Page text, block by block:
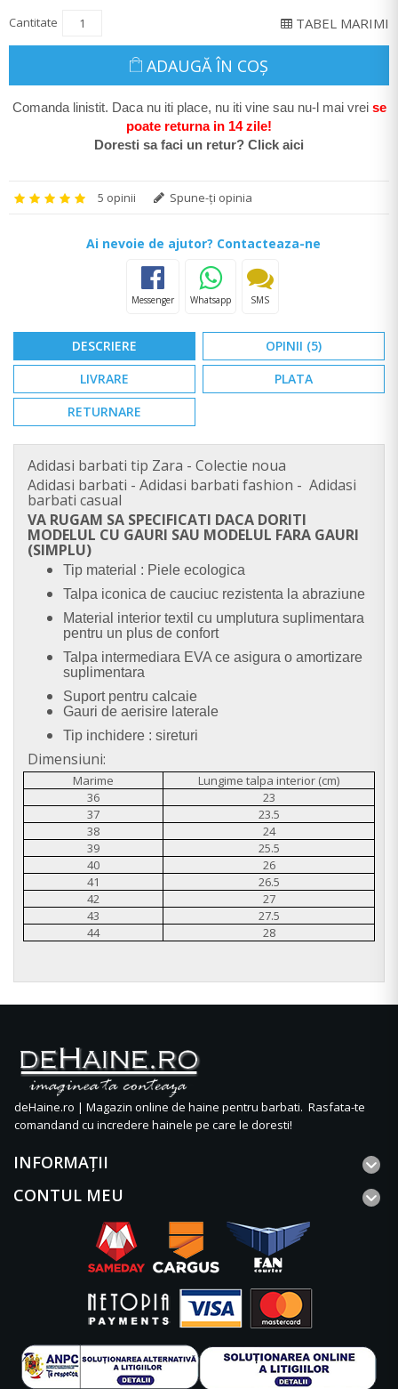
Cantitate TABEL MARIMI
ADAUGĂ ÎN COŞ
Comanda linistit. Daca nu iti place, nu iti vine sau nu-l mai vrei se
poate returna in 14 zile!
Doresti sa faci un retur? Click aici
5 opinii Spune-ţi opinia
Ai nevoie de ajutor? Contacteaza-ne
Messenger Whatsapp SMS
DESCRIERE
OPINII (5)
LIVRARE
PLATA
RETURNARE
Adidasi barbati tip Zara - Colectie noua
Adidasi barbati - Adidasi barbati fashion - Adidasi
barbati casual
VA RUGAM SA SPECIFICATI DACA DORITI
MODELUL CU GAURI SAU MODELUL FARA GAURI
(SIMPLU)
Tip material : Piele ecologica
Talpa iconica de cauciuc rezistenta la abraziune
Material interior textil cu umplutura suplimentara
pentru un plus de confort
Talpa intermediara EVA ce asigura o amortizare
suplimentara
Suport pentru calcaie
Gauri de aerisire laterale
Tip inchidere : sireturi
Dimensiuni:
Marime
Lungime talpa interior (cm)
36
23
37
23.5
38
24
39
25.5
40
26
41
26.5
42
27
43
27.5
44
28
deHaine.ro | Magazin online de haine pentru barbati. Rasfata-te
comandand cu incredere hainele pe care le doresti!
INFORMAŢII
CONTUL MEU